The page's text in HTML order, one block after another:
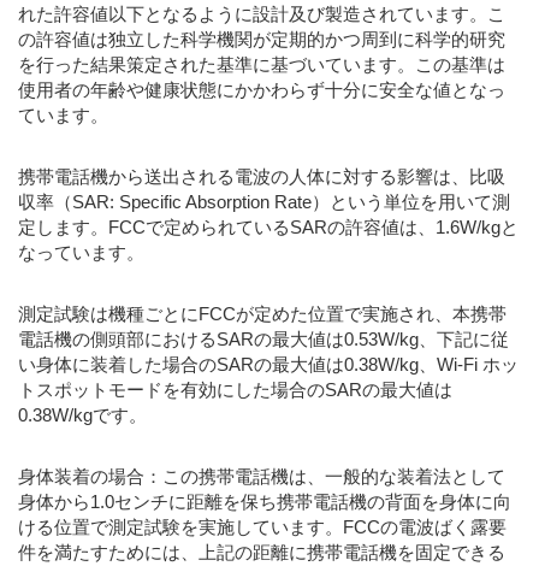
れた許容値以下となるように設計及び製造されています。こ
の許容値は独立した科学機関が定期的かつ周到に科学的研究
を行った結果策定された基準に基づいています。この基準は
使用者の年齢や健康状態にかかわらず十分に安全な値となっ
ています。
携帯電話機から送出される電波の人体に対する影響は、比吸
収率（SAR: Specific Absorption Rate）という単位を用いて測
定します。FCCで定められているSARの許容値は、1.6W/kgと
なっています。
測定試験は機種ごとにFCCが定めた位置で実施され、本携帯
電話機の側頭部におけるSARの最大値は0.53W/kg、下記に従
い身体に装着した場合のSARの最大値は0.38W/kg、Wi-Fi ホッ
トスポットモードを有効にした場合のSARの最大値は
0.38W/kgです。
身体装着の場合：この携帯電話機は、一般的な装着法として
身体から1.0センチに距離を保ち携帯電話機の背面を身体に向
ける位置で測定試験を実施しています。FCCの電波ばく露要
件を満たすためには、上記の距離に携帯電話機を固定できる